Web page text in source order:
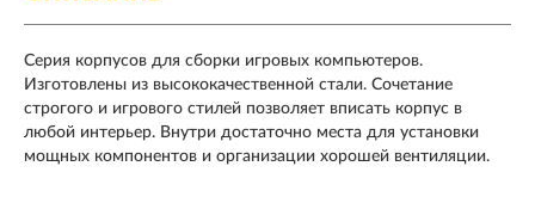
Серия корпусов для сборки игровых компьютеров.
Изготовлены из высококачественной стали. Сочетание
строгого и игрового стилей позволяет вписать корпус в
любой интерьер. Внутри достаточно места для установки
мощных компонентов и организации хорошей вентиляции.